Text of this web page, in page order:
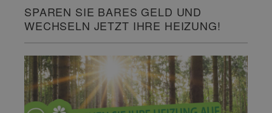
SPAREN SIE BARES GELD UND
WECHSELN JETZT IHRE HEIZUNG!